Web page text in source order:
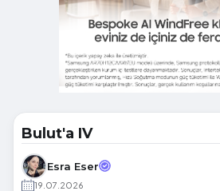
Bulut'a IV
Esra Eser
19.07.2026